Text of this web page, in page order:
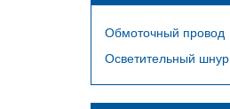
Обмоточный провод
Осветительный шнур